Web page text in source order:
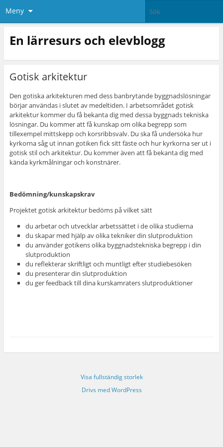
Meny
En lärresurs och elevblogg
Gotisk arkitektur
Den gotiska arkitekturen med dess banbrytande byggnadslösningar
börjar användas i slutet av medeltiden. I arbetsområdet gotisk
arkitektur kommer du få bekanta dig med dessa byggnads tekniska
lösningar. Du kommer att få kunskap om olika begrepp som
tillexempel mittskepp och korsribbsvalv. Du ska få undersöka hur
kyrkorna såg ut innan gotiken fick sitt fäste och hur kyrkorna ser ut i
gotisk stil och arkitektur. Du kommer även att få bekanta dig med
kända kyrkmålningar och konstnärer.
Bedömning/kunskapskrav
Projektet gotisk arkitektur bedöms på vilket sätt
du arbetar och utvecklar arbetssättet i de olika studierna
du skapar med hjälp av olika tekniker din slutproduktion
du använder gotikens olika byggnadstekniska begrepp i din
slutproduktion
du reflekterar skriftligt och muntligt efter studiebesöken
du presenterar din slutproduktion
du ger feedback till dina kurskamraters slutproduktioner
Visa fullständig storlek
Drivs med WordPress